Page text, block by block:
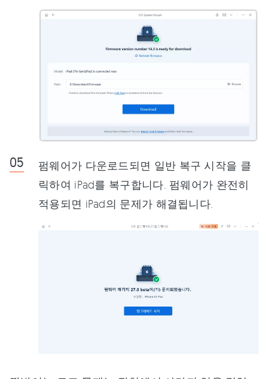
펌웨어가 다운로드되면 일반 복구 시작을 클
릭하여 iPad를 복구합니다. 펌웨어가 완전히
적용되면 iPad의 문제가 해결됩니다.